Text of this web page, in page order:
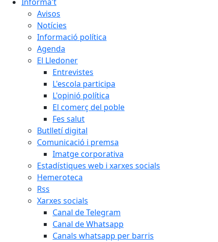
Avisos
Notícies
Informació política
Agenda
El Lledoner
Entrevistes
L'escola participa
L'opinió política
El comerç del poble
Fes salut
Butlletí digital
Comunicació i premsa
Imatge corporativa
Estadístiques web i xarxes socials
Hemeroteca
Rss
Xarxes socials
Canal de Telegram
Canal de Whatsapp
Canals whatsapp per barris